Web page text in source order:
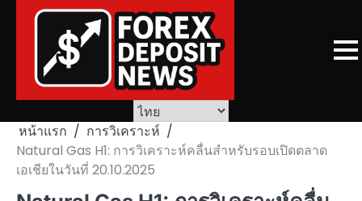
หน้าแรก
การวิเคราะห์
Natural Gas H1: การวิเคราะห์คลื่นสำหรับรอบเปิดตลาด
เอเชียในวันที่ 20.10.2025